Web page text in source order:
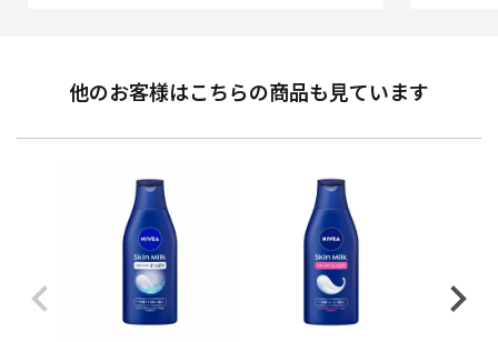
他のお客様はこちらの商品も見ています